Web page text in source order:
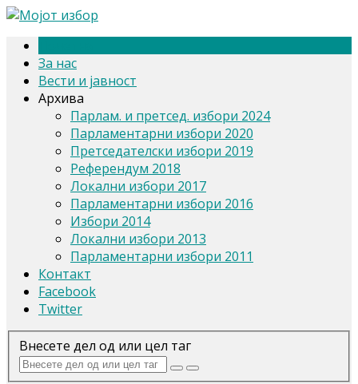
За нас
Вести и јавност
Архива
Парлам. и претсед. избори 2024
Парламентарни избори 2020
Претседателски избори 2019
Референдум 2018
Локални избори 2017
Парламентарни избори 2016
Избори 2014
Локални избори 2013
Парламентарни избори 2011
Контакт
Facebook
Twitter
Внесете дел од или цел таг